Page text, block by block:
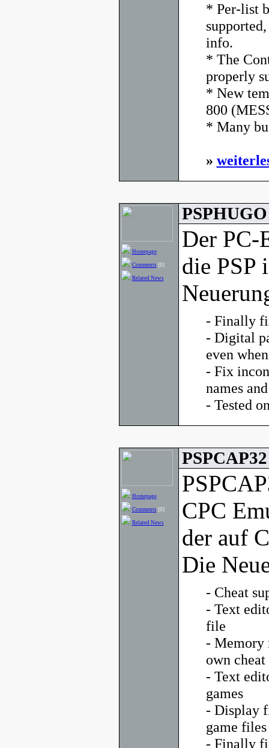
* Per-list
info.
* The
properly
* New
800
* Many
»
Homepage
Comments [0]
Related News
Der PC-
die PSP
- Finally
- Digital
even
- Fix
names
- Tested
Homepage
Comments [0]
Related News
CPC
der auf
Die
- Cheat
- Text
file
- Memory
own
- Text
games
- Display
game files
- Finally